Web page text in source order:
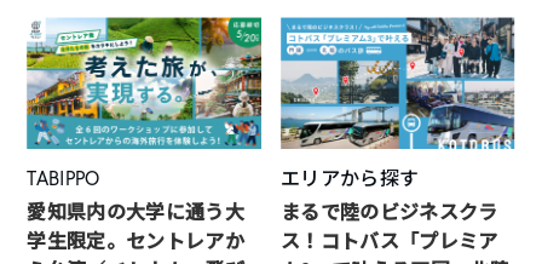
TABIPPO
愛知県内の大学に通う大
学生限定。セントレアか
エリアから探す
まるで陸のビジネスクラ
ス！コトバス「プレミア